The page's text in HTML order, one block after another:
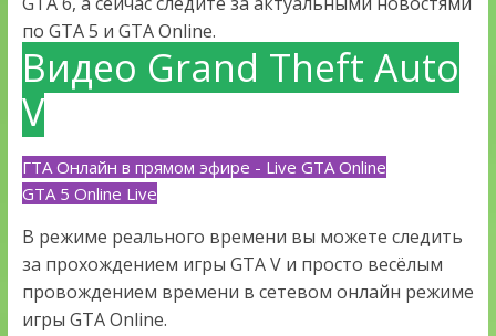
по GTA 5 и GTA Online.
Видео Grand Theft Auto
V
ГТА Онлайн в прямом эфире - Live GTA Online
GTA 5 Online Live
В режиме реального времени вы можете следить
за прохождением игры GTA V и просто весёлым
провождением времени в сетевом онлайн режиме
игры GTA Online.